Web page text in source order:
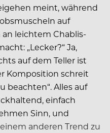
meint, während
auf
leichtem Chablis-
„Lecker?“ Ja,
auf dem Teller ist
Komposition schreit
beachten“. Alles auf
einfach
Sinn, und
anderen Trend zu